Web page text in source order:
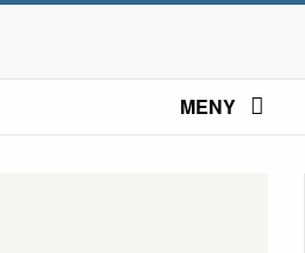
MENY